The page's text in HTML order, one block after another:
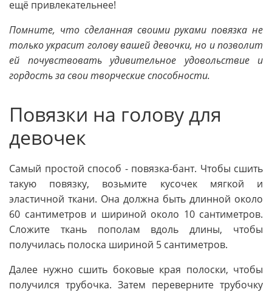
ещё привлекательнее!
Помните, что сделанная своими руками повязка не
только украсит голову вашей девочки, но и позволит
ей почувствовать удивительное удовольствие и
гордость за свои творческие способности.
Повязки на голову для
девочек
Самый простой способ - повязка-бант. Чтобы сшить
такую повязку, возьмите кусочек мягкой и
эластичной ткани. Она должна быть длинной около
60 сантиметров и шириной около 10 сантиметров.
Сложите ткань пополам вдоль длины, чтобы
получилась полоска шириной 5 сантиметров.
Далее нужно сшить боковые края полоски, чтобы
получился трубочка. Затем переверните трубочку